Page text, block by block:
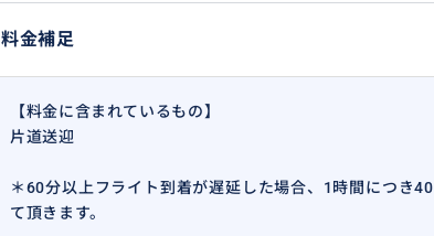
料金補足
【料金に含まれているもの】
片道送迎
＊60分以上フライト到着が遅延した場合、1時間につき
て頂きます。